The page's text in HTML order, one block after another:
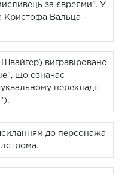
за євреями". У
Кристофа Вальца -
вигравіровано
що означає
перекладі:
до персонажа